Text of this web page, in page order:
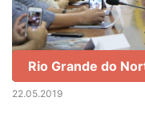
Rio Grande do
22.05.2019